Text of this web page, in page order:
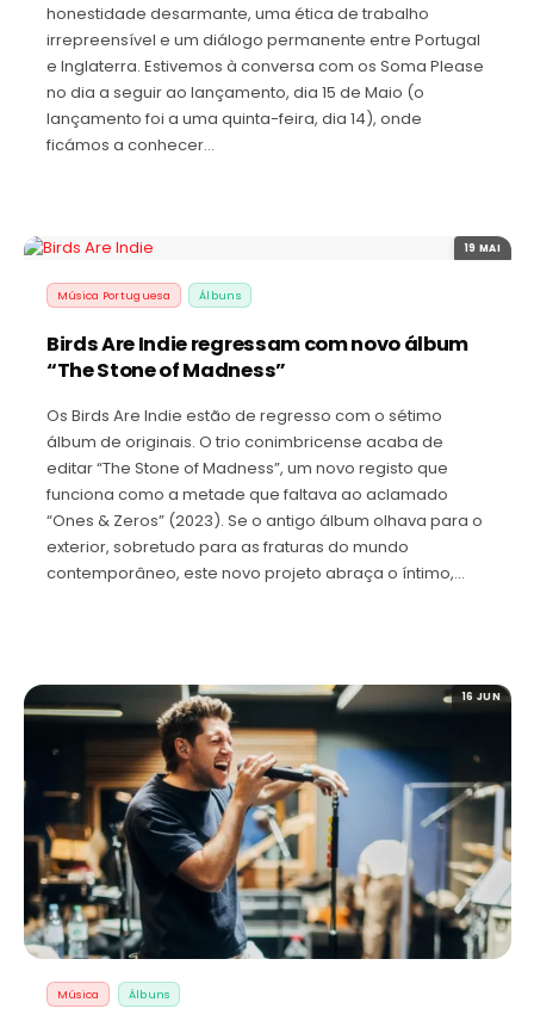
honestidade desarmante, uma ética de trabalho
irrepreensível e um diálogo permanente entre Portugal
e Inglaterra. Estivemos à conversa com os Soma Please
no dia a seguir ao lançamento, dia 15 de Maio (o
lançamento foi a uma quinta-feira, dia 14), onde
ficámos a conhecer…
19 MAI
Música Portuguesa Álbuns
Birds Are Indie regressam com novo álbum
“The Stone of Madness”
Os Birds Are Indie estão de regresso com o sétimo
álbum de originais. O trio conimbricense acaba de
editar “The Stone of Madness”, um novo registo que
funciona como a metade que faltava ao aclamado
“Ones & Zeros” (2023). Se o antigo álbum olhava para o
exterior, sobretudo para as fraturas do mundo
contemporâneo, este novo projeto abraça o íntimo,…
16 JUN
Música Álbuns